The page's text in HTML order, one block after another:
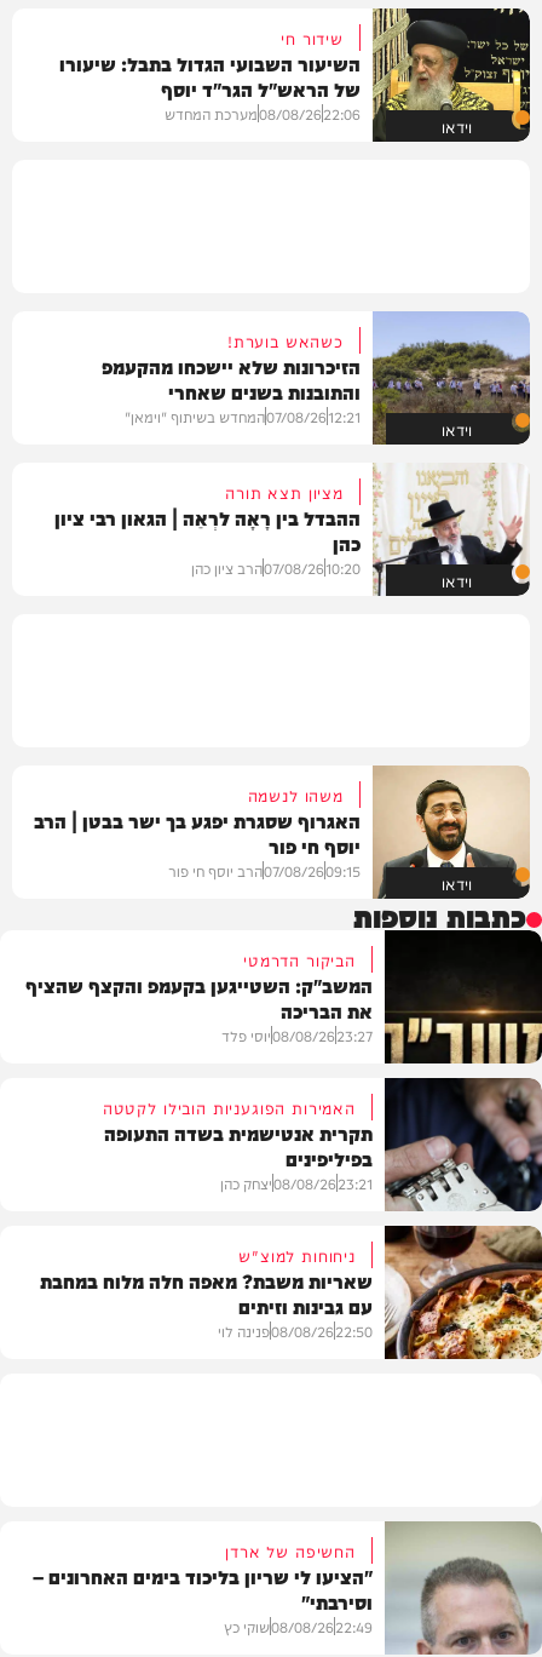
וידאו
שידור חי
השיעור השבועי הגדול בתבל: שיעורו
של הראש"ל הגר"ד יוסף
22:06
08/08/26מערכת המחדש
וידאו
כשהאש בוערת!
הזיכרונות שלא יישכחו מהקעמפ
והתובנות בשנים שאחרי
12:21
07/08/26המחדש בשיתוף "וימאן"
וידאו
מציון תצא תורה
ההבדל בין רָאָה לרְאֵה | הגאון רבי ציון
כהן
10:20
07/08/26הרב ציון כהן
וידאו
משהו לנשמה
האגרוף שסגרת יפגע בך ישר בבטן | הרב
יוסף חי פור
09:15
07/08/26הרב יוסף חי פור
כתבות נוספות
המשב"ק
הביקור הדרמטי
המשב"ק: השטייגען בקעמפ והקצף שהציף
את הבריכה
23:27
08/08/26יוסי פלד
חדשות
האמירות הפוגעניות הובילו לקטטה
תקרית אנטישמית בשדה התעופה
בפיליפינים
23:21
08/08/26יצחק כהן
ניחוחות למוצ"ש
שאריות משבת? מאפה חלה מלוח במחבת
עם גבינות וזיתים
22:50
08/08/26פנינה לוי
החשיפה של ארדן
"הציעו לי שריון בליכוד בימים האחרונים –
וסירבתי"
22:49
08/08/26שוקי כץ